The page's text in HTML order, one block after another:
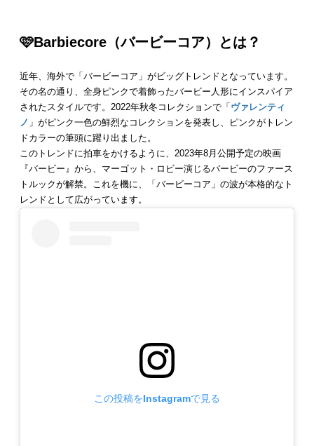
🩷Barbiecore （バービーコア） とは？
近年、海外で「バービーコア」がビッグトレンドとなっています。
その名の通り、全身ピンクで着飾ったバービー人形にインスパイア
されたスタイルです。2022年秋冬コレクションで「 ヴァレンティ
ノ 」がピンク一色の鮮烈なコレクションを発表し、ピンクがトレン
ドカラーの筆頭に躍り出ました。
このトレンドに拍車をかけるように、2023年8月公開予定の映画
『バービー』から、マーゴット・ロビー演じるバービーのファース
トルックが解禁。これを機に、「バービーコア」の波が本格的なト
レンドとして広がっています。
この投稿をInstagramで見る